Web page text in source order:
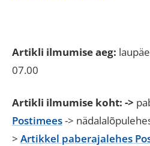
Artikli ilmumise aeg:
07.00
Artikli ilmumise koht: ->
Postimees->
> Artikkel paberajalehes